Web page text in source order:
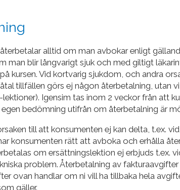
alltid om man avbokar enligt
man blir långvarigt sjuk och med giltigt
kursen. Vid kortvarig sjukdom, och andra
tillfällen görs ej någon återbetalning, utan
Igensim tas inom 2 veckor från att
bedömning utifrån om återbetalning är
till att konsumenten ej kan delta, t.ex.
konsumenten rätt att avboka och erhålla
om ersättningslektion ej erbjuds t.ex.
problem. Återbetalning av
ovan handlar om ni vill ha tillbaka hela
gäller.